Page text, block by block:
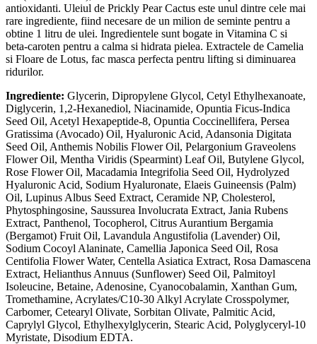
antioxidanti. Uleiul de Prickly Pear Cactus este unul dintre cele mai
rare ingrediente, fiind necesare de un milion de seminte pentru a
obtine 1 litru de ulei. Ingredientele sunt bogate in Vitamina C si
beta-caroten pentru a calma si hidrata pielea. Extractele de Camelia
si Floare de Lotus, fac masca perfecta pentru lifting si diminuarea
ridurilor.
Ingrediente: Glycerin, Dipropylene Glycol, Cetyl Ethylhexanoate,
Diglycerin, 1,2-Hexanediol, Niacinamide, Opuntia Ficus-Indica
Seed Oil, Acetyl Hexapeptide-8, Opuntia Coccinellifera, Persea
Gratissima (Avocado) Oil, Hyaluronic Acid, Adansonia Digitata
Seed Oil, Anthemis Nobilis Flower Oil, Pelargonium Graveolens
Flower Oil, Mentha Viridis (Spearmint) Leaf Oil, Butylene Glycol,
Rose Flower Oil, Macadamia Integrifolia Seed Oil, Hydrolyzed
Hyaluronic Acid, Sodium Hyaluronate, Elaeis Guineensis (Palm)
Oil, Lupinus Albus Seed Extract, Ceramide NP, Cholesterol,
Phytosphingosine, Saussurea Involucrata Extract, Jania Rubens
Extract, Panthenol, Tocopherol, Citrus Aurantium Bergamia
(Bergamot) Fruit Oil, Lavandula Angustifolia (Lavender) Oil,
Sodium Cocoyl Alaninate, Camellia Japonica Seed Oil, Rosa
Centifolia Flower Water, Centella Asiatica Extract, Rosa Damascena
Extract, Helianthus Annuus (Sunflower) Seed Oil, Palmitoyl
Isoleucine, Betaine, Adenosine, Cyanocobalamin, Xanthan Gum,
Tromethamine, Acrylates/C10-30 Alkyl Acrylate Crosspolymer,
Carbomer, Cetearyl Olivate, Sorbitan Olivate, Palmitic Acid,
Caprylyl Glycol, Ethylhexylglycerin, Stearic Acid, Polyglyceryl-10
Myristate, Disodium EDTA.